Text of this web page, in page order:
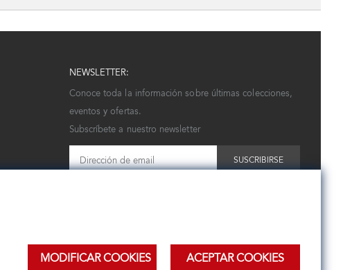
NEWSLETTER:
Conoce toda la información sobre últimas colecciones,
eventos y ofertas.
Subscríbete a nuestro newsletter
SUSCRIBIRSE
MODIFICAR COOKIES ACEPTAR COOKIES